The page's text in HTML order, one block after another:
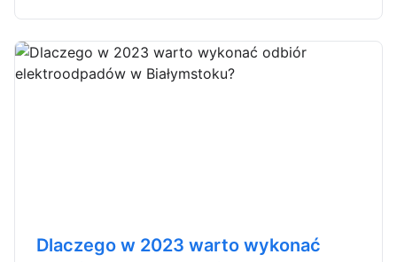
Dlaczego w 2023 warto wykonać